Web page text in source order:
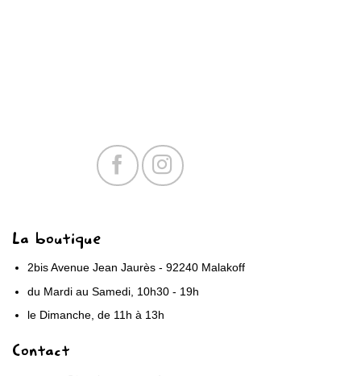
La boutique
2bis Avenue Jean Jaurès - 92240 Malakoff
du Mardi au Samedi, 10h30 - 19h
le Dimanche, de 11h à 13h
Contact